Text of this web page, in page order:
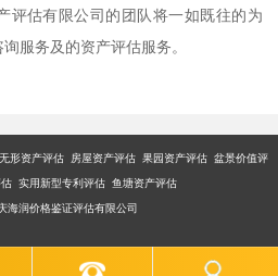
评估有限公司的团队将一如既往的为
服务及的资产评估服务。
形资产评估 房屋资产评估 果园资产评估 盆景价值评
实用新型专利评估 鱼塘资产评估
海润价格鉴证评估有限公司